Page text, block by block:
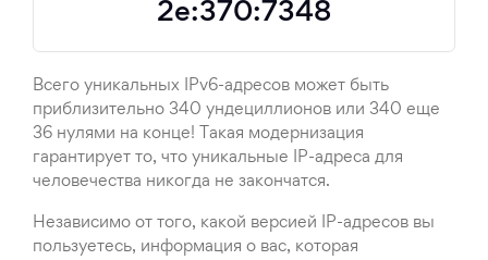
2e:370:7348
Всего уникальных IPv6-адресов может быть
приблизительно 340 ундециллионов или 340 еще
36 нулями на конце! Такая модернизация
гарантирует то, что уникальные IP-адреса для
человечества никогда не закончатся.
Независимо от того, какой версией IP-адресов вы
пользуетесь, информация о вас, которая